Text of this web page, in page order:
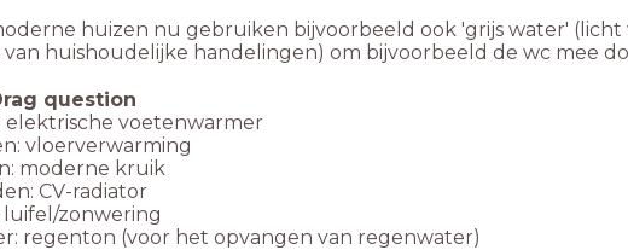
huizen nu gebruiken bijvoorbeeld ook 'grijs water'
van huishoudelijke handelingen) om bijvoorbeeld de wc mee
question
elektrische voetenwarmer
vloerverwarming
moderne kruik
CV-radiator
luifel/zonwering
regenton (voor het opvangen van regenwater)